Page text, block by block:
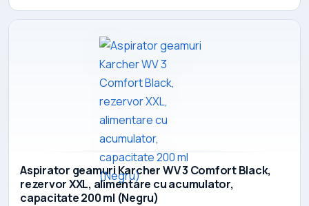
Aspirator geamuri Karcher WV 3 Comfort Black,
rezervor XXL, alimentare cu acumulator,
capacitate 200 ml (Negru)